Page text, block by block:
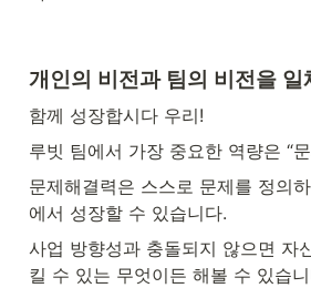
개인의 비전과 팀의 비전을 일
함께 성장합시다 우리!
루빗 팀에서 가장 중요한 역량은 “
문제해결력은 스스로 문제를 정의
에서 성장할 수 있습니다.
사업 방향성과 충돌되지 않으면 자
킬 수 있는 무엇이든 해볼 수 있습